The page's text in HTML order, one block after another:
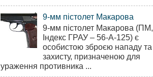
9-мм пістолет Макарова
9-мм пістолет Макарова (ПМ,
Індекс ГРАУ – 56-А-125) є
особистою зброєю нападу та
захисту, призначеною для
ураження противника ...